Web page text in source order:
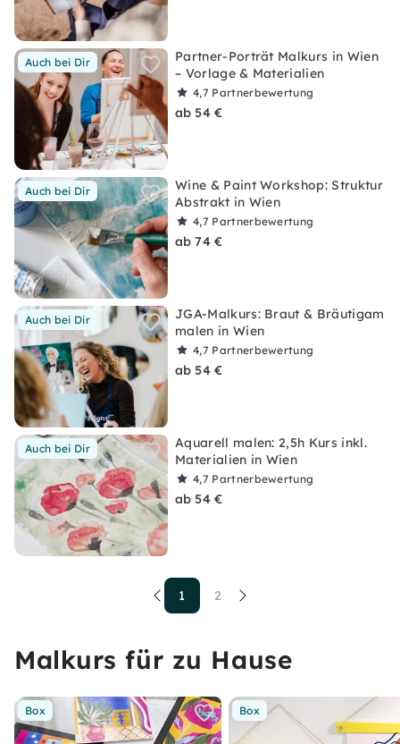
Auch bei Dir
Partner-Porträt Malkurs in Wien
– Vorlage & Materialien
4,7 Partnerbewertung
ab 54 €
Auch bei Dir
Wine & Paint Workshop: Struktur
Abstrakt in Wien
4,7 Partnerbewertung
ab 74 €
Auch bei Dir
JGA-Malkurs: Braut & Bräutigam
malen in Wien
4,7 Partnerbewertung
ab 54 €
Auch bei Dir
Aquarell malen: 2,5h Kurs inkl.
Materialien in Wien
4,7 Partnerbewertung
ab 54 €
1 2
Malkurs für zu Hause
Box Box